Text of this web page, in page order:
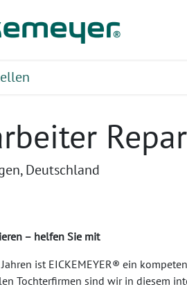
,Deutschland
– helfen Sie mit
ist EICKEMEYER® ein
Tochterfirmen sind wir in diesem